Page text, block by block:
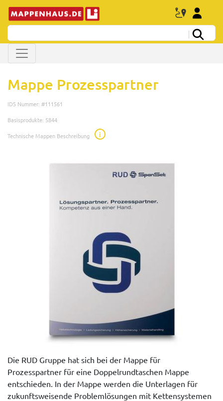
Mappe Prozesspartner
IDS Nummer: #111561
Basisprodukte: 5844
Technische Mappen Beschreibung
i
Die RUD Gruppe hat sich bei der Mappe für
Prozesspartner für eine Doppelrundtaschen Mappe
entschieden. In der Mappe werden die Unterlagen für
zukunftsweisende Problemlösungen mit Kettensystemen